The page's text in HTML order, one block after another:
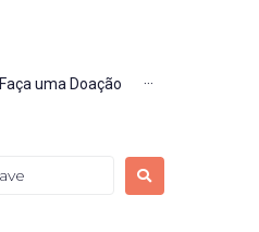
Faça uma Doação ···